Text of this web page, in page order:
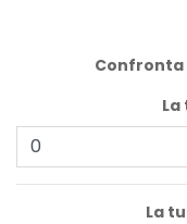
Confronta
La